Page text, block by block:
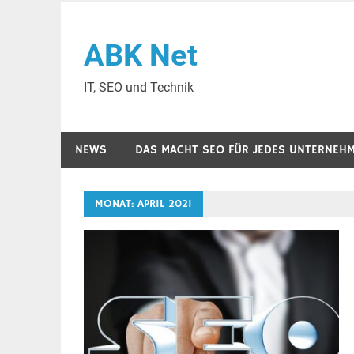
springen
ABK Net
IT, SEO und Technik
NEWS DAS MACHT SEO FÜR JEDES
MONAT: APRIL 2021